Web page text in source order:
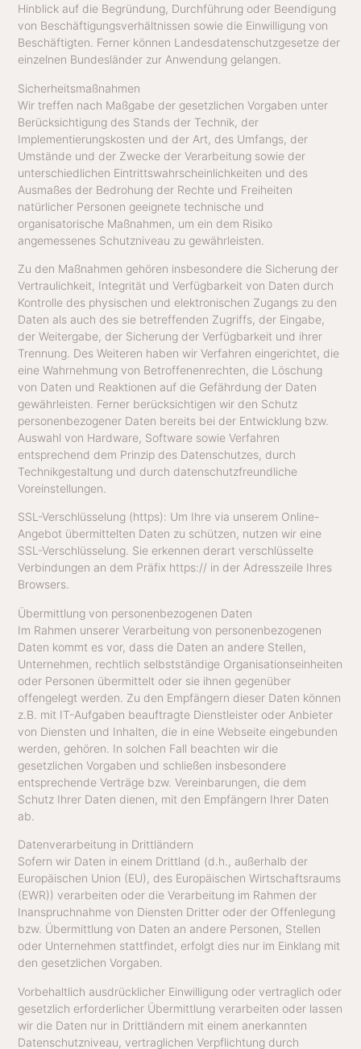
Hinblick auf die Begründung, Durchführung oder Beendigung
von Beschäftigungsverhältnissen sowie die Einwilligung von
Beschäftigten. Ferner können Landesdatenschutzgesetze der
einzelnen Bundesländer zur Anwendung gelangen.
Sicherheitsmaßnahmen
Wir treffen nach Maßgabe der gesetzlichen Vorgaben unter
Berücksichtigung des Stands der Technik, der
Implementierungskosten und der Art, des Umfangs, der
Umstände und der Zwecke der Verarbeitung sowie der
unterschiedlichen Eintrittswahrscheinlichkeiten und des
Ausmaßes der Bedrohung der Rechte und Freiheiten
natürlicher Personen geeignete technische und
organisatorische Maßnahmen, um ein dem Risiko
angemessenes Schutzniveau zu gewährleisten.
Zu den Maßnahmen gehören insbesondere die Sicherung der
Vertraulichkeit, Integrität und Verfügbarkeit von Daten durch
Kontrolle des physischen und elektronischen Zugangs zu den
Daten als auch des sie betreffenden Zugriffs, der Eingabe,
der Weitergabe, der Sicherung der Verfügbarkeit und ihrer
Trennung. Des Weiteren haben wir Verfahren eingerichtet, die
eine Wahrnehmung von Betroffenenrechten, die Löschung
von Daten und Reaktionen auf die Gefährdung der Daten
gewährleisten. Ferner berücksichtigen wir den Schutz
personenbezogener Daten bereits bei der Entwicklung bzw.
Auswahl von Hardware, Software sowie Verfahren
entsprechend dem Prinzip des Datenschutzes, durch
Technikgestaltung und durch datenschutzfreundliche
Voreinstellungen.
SSL-Verschlüsselung (https): Um Ihre via unserem Online-
Angebot übermittelten Daten zu schützen, nutzen wir eine
SSL-Verschlüsselung. Sie erkennen derart verschlüsselte
Verbindungen an dem Präfix https:// in der Adresszeile Ihres
Browsers.
Übermittlung von personenbezogenen Daten
Im Rahmen unserer Verarbeitung von personenbezogenen
Daten kommt es vor, dass die Daten an andere Stellen,
Unternehmen, rechtlich selbstständige Organisationseinheiten
oder Personen übermittelt oder sie ihnen gegenüber
offengelegt werden. Zu den Empfängern dieser Daten können
z.B. mit IT-Aufgaben beauftragte Dienstleister oder Anbieter
von Diensten und Inhalten, die in eine Webseite eingebunden
werden, gehören. In solchen Fall beachten wir die
gesetzlichen Vorgaben und schließen insbesondere
entsprechende Verträge bzw. Vereinbarungen, die dem
Schutz Ihrer Daten dienen, mit den Empfängern Ihrer Daten
ab.
Datenverarbeitung in Drittländern
Sofern wir Daten in einem Drittland (d.h., außerhalb der
Europäischen Union (EU), des Europäischen Wirtschaftsraums
(EWR)) verarbeiten oder die Verarbeitung im Rahmen der
Inanspruchnahme von Diensten Dritter oder der Offenlegung
bzw. Übermittlung von Daten an andere Personen, Stellen
oder Unternehmen stattfindet, erfolgt dies nur im Einklang mit
den gesetzlichen Vorgaben.
Vorbehaltlich ausdrücklicher Einwilligung oder vertraglich oder
gesetzlich erforderlicher Übermittlung verarbeiten oder lassen
wir die Daten nur in Drittländern mit einem anerkannten
Datenschutzniveau, vertraglichen Verpflichtung durch